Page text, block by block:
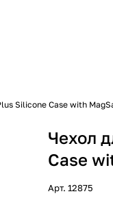
Silicone Case with
Чехол
Case
Арт.12875